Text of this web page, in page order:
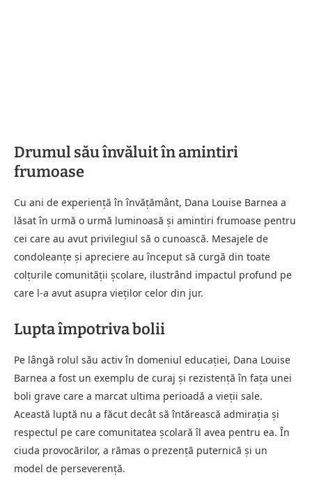
Drumul său învăluit în amintiri
frumoase
Cu ani de experienţă în învăţământ, Dana Louise Barnea a
lăsat în urmă o urmă luminoasă şi amintiri frumoase pentru
cei care au avut privilegiul să o cunoască. Mesajele de
condoleanţe şi apreciere au început să curgă din toate
colţurile comunităţii şcolare, ilustrând impactul profund pe
care l-a avut asupra vieţilor celor din jur.
Lupta împotriva bolii
Pe lângă rolul său activ în domeniul educaţiei, Dana Louise
Barnea a fost un exemplu de curaj şi rezistenţă în faţa unei
boli grave care a marcat ultima perioadă a vieţii sale.
Această luptă nu a făcut decât să întărească admiraţia şi
respectul pe care comunitatea şcolară îl avea pentru ea. În
ciuda provocărilor, a rămas o prezenţă puternică şi un
model de perseverenţă.